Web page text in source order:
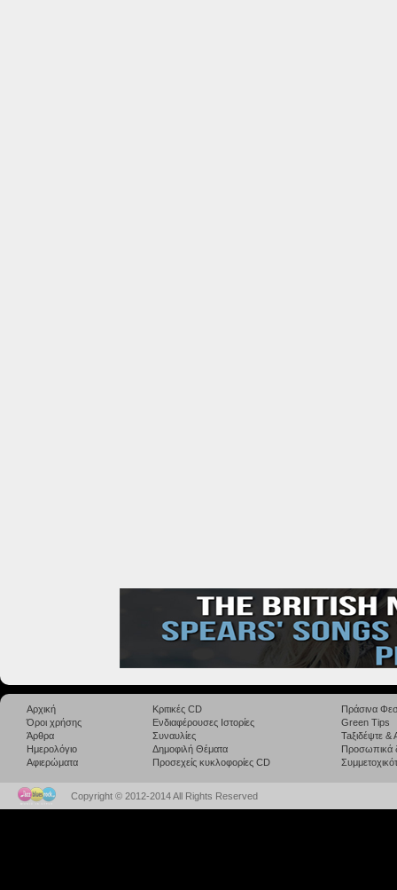
Αρχική
Όροι χρήσης
Άρθρα
Ημερολόγιο
Αφιερώματα
Κριτικές CD
Ενδιαφέρουσες Ιστορίες
Συναυλίες
Δημοφιλή Θέματα
Προσεχείς κυκλοφορίες CD
Πράσινα
Green Tips
Taξιδέψτε
Προσωπικά
Copyright © 2012-2014 All Rights Reserved